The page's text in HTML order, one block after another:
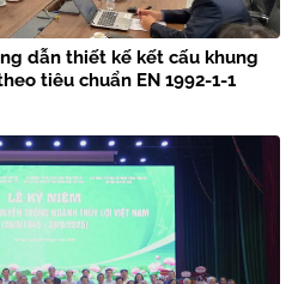
dẫn thiết kế kết cấu khung
tiêu chuẩn EN 1992-1-1